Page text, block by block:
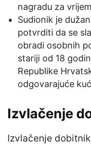
nagradu za
Sudionik je
potvrditi da se
obradi osobnih
stariji od 18
Republike
odgovarajuće
Izvlačenje
Izvlačenje